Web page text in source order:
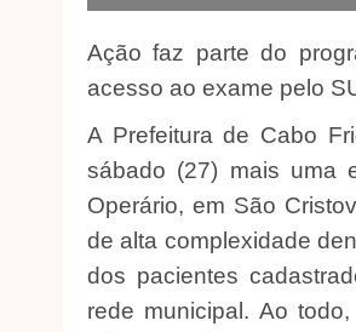
Ação faz parte do
acesso ao exame pelo
A Prefeitura de Cabo
sábado (27) mais uma
Operário, em São
de alta complexidade
dos pacientes
rede municipal. Ao